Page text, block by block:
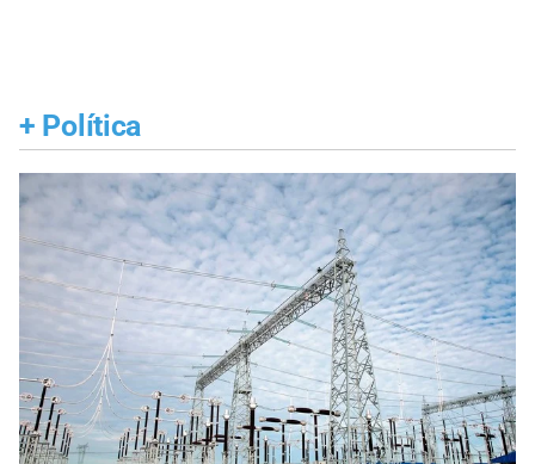
+ Política